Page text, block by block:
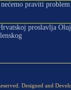
praviti problem
proslavlja
Designed and